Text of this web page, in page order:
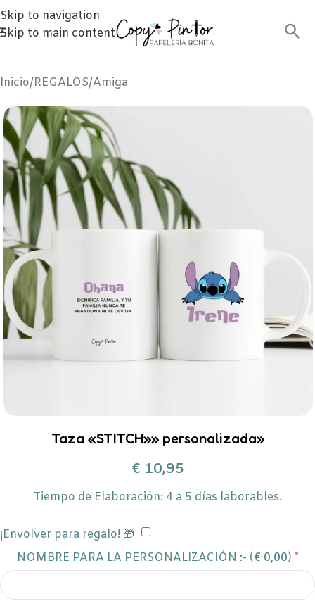
Skip to navigation
Skip to main content
Inicio/REGALOS/Amiga
Taza «STITCH»» personalizada»
€10,95
Tiempo de Elaboración: 4 a 5 días laborables.
¡Envolver para regalo! 🎁
NOMBRE PARA LA PERSONALIZACIÓN :- (€ 0,00) *